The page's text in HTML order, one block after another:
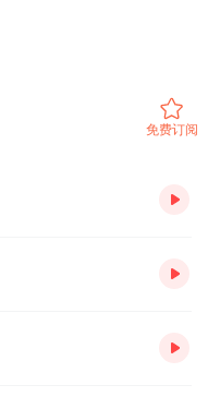
免费订阅